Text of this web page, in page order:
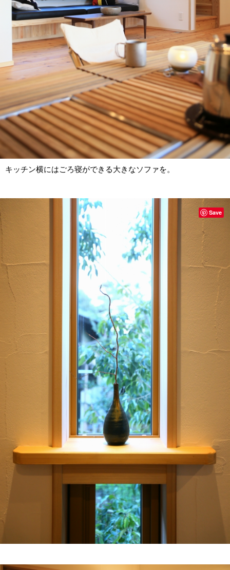
キッチン横にはごろ寝ができる大きなソファを。
Save